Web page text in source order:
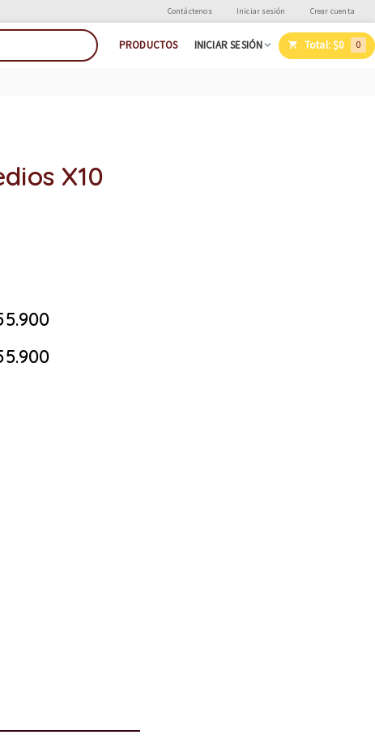
Contáctenos Iniciar sesión Crear cuenta
PRODUCTOS INICIAR SESIÓN Total:$0 0
X10